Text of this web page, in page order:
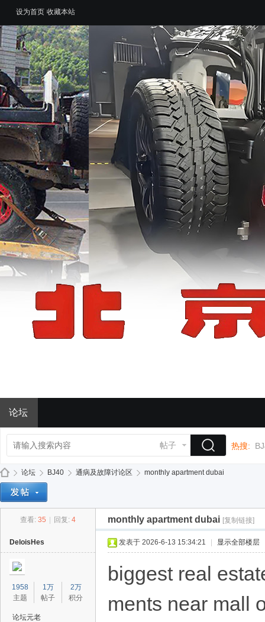
设为首页 收藏本站
论坛
帖子 热搜:
论坛 BJ40
›
通病及故障讨论区
›
monthly apartment dubai
查看: 35 回复: 4 monthly apartment dubai [复制链接]
DeloisHes
1958
主题
1万
帖子
2万
积分
论坛元老
发表于 2026-6-13 15:34:21 显示全部楼层
biggest real
ments near mall